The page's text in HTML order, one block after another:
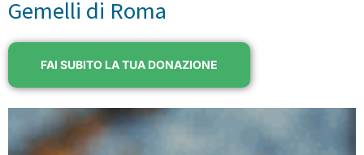
Gemelli di Roma
FAI SUBITO LA TUA DONAZIONE